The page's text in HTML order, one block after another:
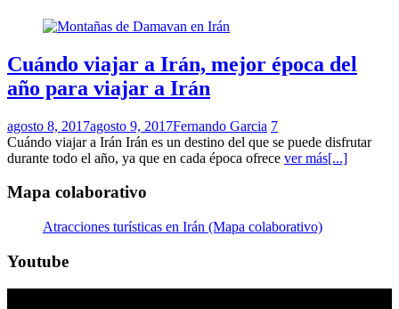
Cuándo viajar a Irán, mejor época del
año para viajar a Irán
agosto 8, 2017agosto 9, 2017Fernando Garcia 7
Cuándo viajar a Irán Irán es un destino del que se puede disfrutar
durante todo el año, ya que en cada época ofrece ver más[...]
Mapa colaborativo
Atracciones turísticas en Irán (Mapa colaborativo)
Youtube